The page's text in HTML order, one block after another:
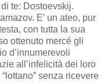
te: Dostoevskij.
E’ un ateo, pur
con tutta la sua
ottenuto mercé gli
d’innumerevoli
all’infelicità dei loro
senza ricevere